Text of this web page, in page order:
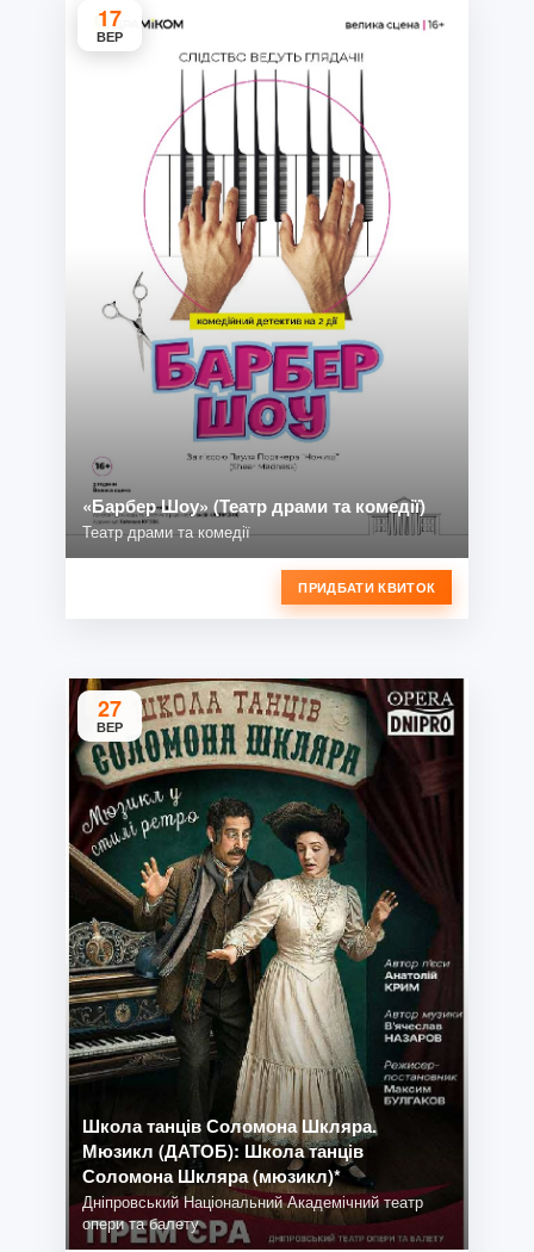
17
ВЕР
«Барбер Шоу» (Театр драми та комедії)
Театр драми та комедії
ПРИДБАТИ КВИТОК
27
ВЕР
Школа танців Соломона Шкляра.
Мюзикл (ДАТОБ): Школа танців
Соломона Шкляра (мюзикл)*
Дніпровський Національний Академічний театр
опери та балету